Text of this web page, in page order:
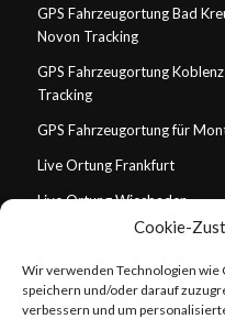
Cookie-
Wir verwenden Technologien
speichern und/oder darauf
verbessern und um
GPS Fahrzeugortung Bad
Novon Tracking
GPS Fahrzeugortung
Tracking
GPS Fahrzeugortung für
Live Ortung Frankfurt
Live Ortung Wiesbaden
Live Ortung Mainz
Live Ortung Darmstadt
Live Ortung Koblenz